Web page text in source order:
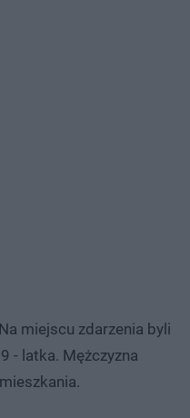
Na miejscu zdarzenia byli
- latka. Mężczyzna